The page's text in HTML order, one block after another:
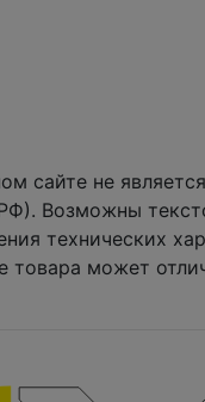
сайте не
Возможны
технических
товара может